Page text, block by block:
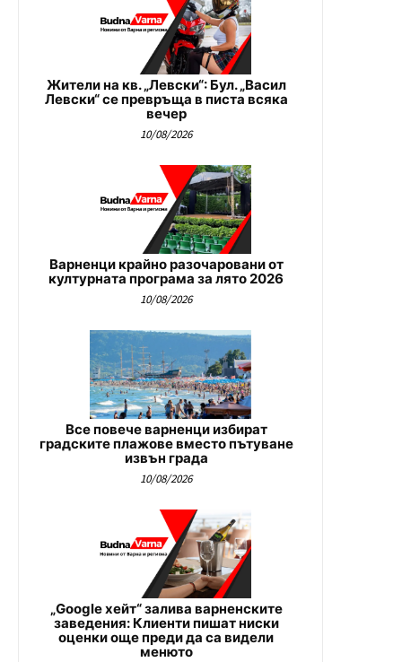
Жители на кв. „Левски“: Бул. „Васил
Левски“ се превръща в писта всяка
вечер
10/08/2026
Варненци крайно разочаровани от
културната програма за лято 2026
10/08/2026
Все повече варненци избират
градските плажове вместо пътуване
извън града
10/08/2026
„Google хейт“ залива варненските
заведения: Клиенти пишат ниски
оценки още преди да са видели
менюто